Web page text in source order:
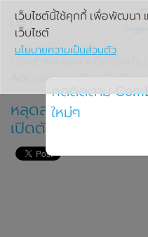
หลุดสเปค OPPO
เปิดตัวภายในเดือนตุล
เว็บไซต์นี้ใช้คุกกี้ เพื่อพัฒนา
เว็บไซต์
นโยบายความเป็นส่วนตัว
กดติดตาม
ใหม่ๆ